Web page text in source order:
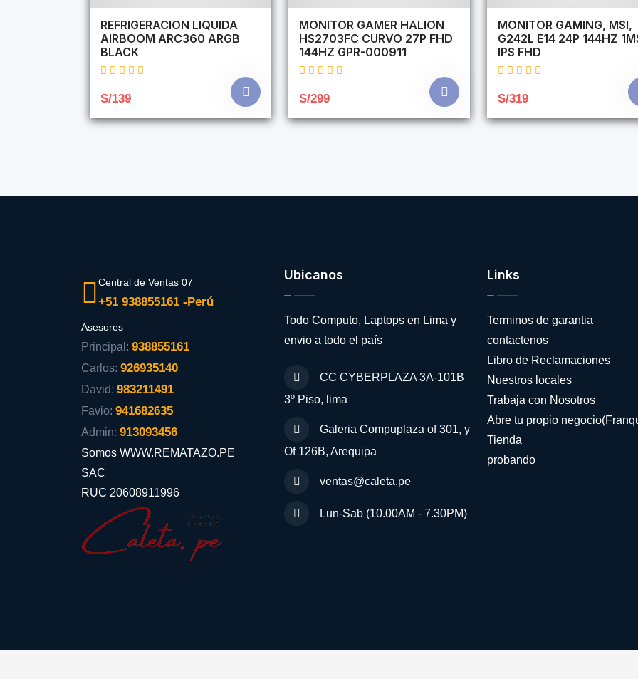
REFRIGERACION LIQUIDA
AIRBOOM ARC360 ARGB
BLACK
S/139
MONITOR GAMER HALION
HS2703FC CURVO 27P FHD
144HZ GPR-000911
S/299
MONITOR GAMING, MSI,
G242L E14 24P 144HZ
IPS FHD
S/319
Central de Ventas 07
+51 938855161 -Perú
Asesores
Principal: 938855161
Carlos: 926935140
David: 983211491
Favio: 941682635
Admin: 913093456
Somos WWW.REMATAZO.PE
SAC
RUC 20608911996
Ubicanos
Todo Computo, Laptops en Lima y
envio a todo el país
CC CYBERPLAZA 3A-101B
3º Piso, lima
Galeria Compuplaza of 301, y
Of 126B, Arequipa
ventas@caleta.pe
Lun-Sab (10.00AM - 7.30PM)
Links
Terminos de garantia
contactenos
Libro de Reclamaciones
Nuestros locales
Trabaja con Nosotros
Abre tu propio
Tienda
probando